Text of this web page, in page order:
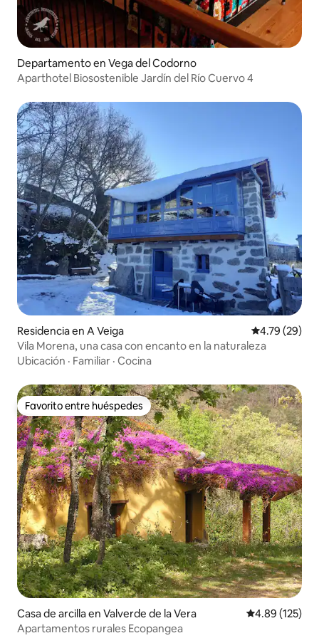
Departamento en Vega del Codorno
Aparthotel Biosostenible Jardín del Río Cuervo 4
Residencia en A Veiga Calificación
4.79 (29)
Vila Morena, una casa con encanto en la naturaleza
Ubicación · Familiar · Cocina
Favorito entre huéspedes
Favorito entre huéspedes
Casa de arcilla en Valverde de la Vera Calificación
4.89 (125)
Apartamentos rurales Ecopangea